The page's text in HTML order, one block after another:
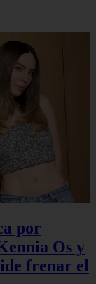
por
Os y
frenar el